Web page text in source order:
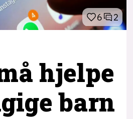
6 2
hjelpe
barn